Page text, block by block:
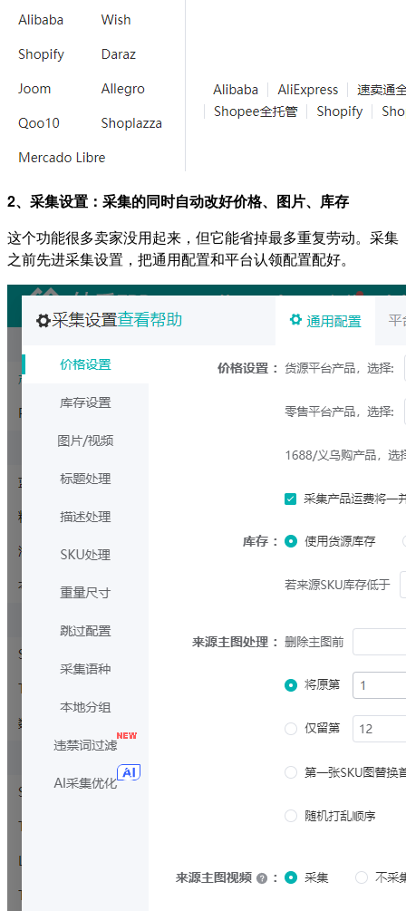
2、采集设置：采集的同时自动改好价格、图片、库存
这个功能很多卖家没用起来，但它能省掉最多重复劳动。采集
之前先进采集设置，把通用配置和平台认领配置配好。